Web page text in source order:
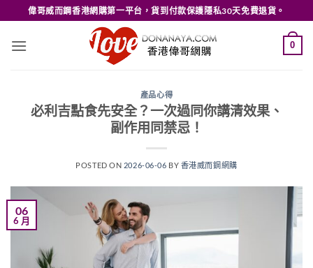
to
content
偉哥威而鋼香港網購第一平台，貨到付款保護隱私30天免費退貨。
0
產品心得
必利吉點食先安全？一次過同你講清效果、
副作用同禁忌！
POSTED ON 2026-06-06 BY 香港威而鋼網購
06
6 月